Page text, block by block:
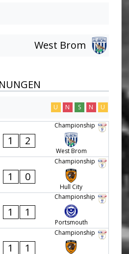
West Brom
U N S N U
Championship
1 2
West Brom
Championship
1 0
Hull City
Championship
1 1
Portsmouth
Championship
1 1